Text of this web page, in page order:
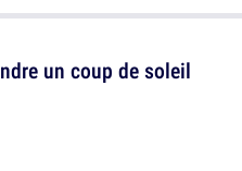
un coup de soleil